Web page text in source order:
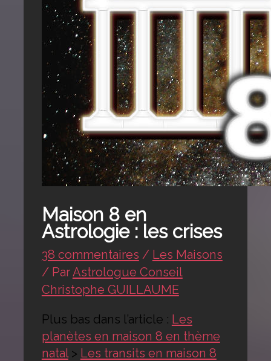
Maison 8 en
Astrologie : les crises
38 commentaires / Les Maisons
/ ParAstrologue Conseil
Christophe GUILLAUME
Plus bas dans l’article : Les
planètes en maison 8 en thème
natal> Les transits en maison 8